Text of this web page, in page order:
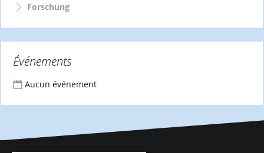
Forschung
Événements
Aucun événement